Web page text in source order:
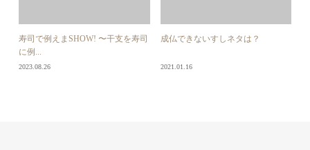
寿司で例えまSHOW! 〜干支を寿司
に例...
2023.08.26
成仏できないすしネタは？
2021.01.16